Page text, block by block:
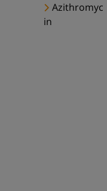
Azithromyc
in